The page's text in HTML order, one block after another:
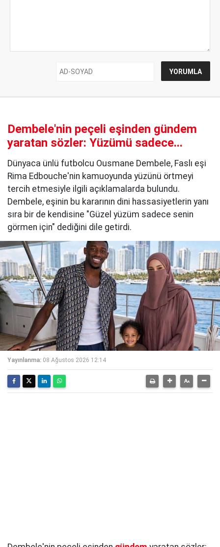
Dembele'nin peçeli eşinden gündem
yaratan sözler: Yüzümü sadece...
Dünyaca ünlü futbolcu Ousmane Dembele, Faslı eşi
Rima Edbouche'nin kamuoyunda yüzünü örtmeyi
tercih etmesiyle ilgili açıklamalarda bulundu.
Dembele, eşinin bu kararının dini hassasiyetlerin yanı
sıra bir de kendisine "Güzel yüzüm sadece senin
görmen için" dediğini dile getirdi.
Yayınlanma: 08 Ağustos 2026 12:14